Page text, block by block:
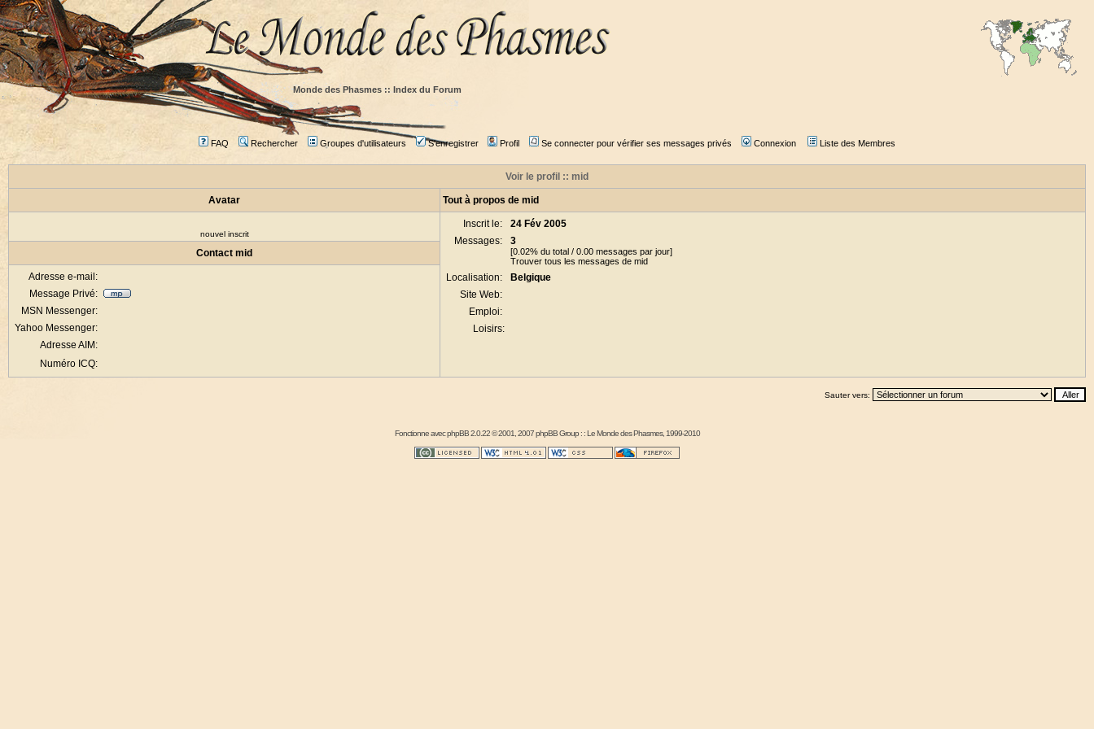
Monde des Phasmes :: Index du Forum
FAQ Rechercher Groupes d'utilisateurs S'enregistrer Profil Se connecter pour vérifier ses messages privés Connexion Liste des Membres
Voir le profil :: mid
Avatar Tout à propos de mid
nouvel inscrit
Inscrit le:
24 Fév 2005
Messages:
3
[0.02% du total / 0.00 messages par jour]
Trouver tous les messages de mid
Localisation:
Belgique
Site Web:
Emploi:
Loisirs:
Contact mid
Adresse e-mail:
Message Privé:
MSN Messenger:
Yahoo Messenger:
Adresse AIM:
Numéro ICQ:
Sauter vers:
Fonctionne avecphpBB2.0.22 © 2001, 2007 phpBB Group : :Le Monde des Phasmes, 1999-2010